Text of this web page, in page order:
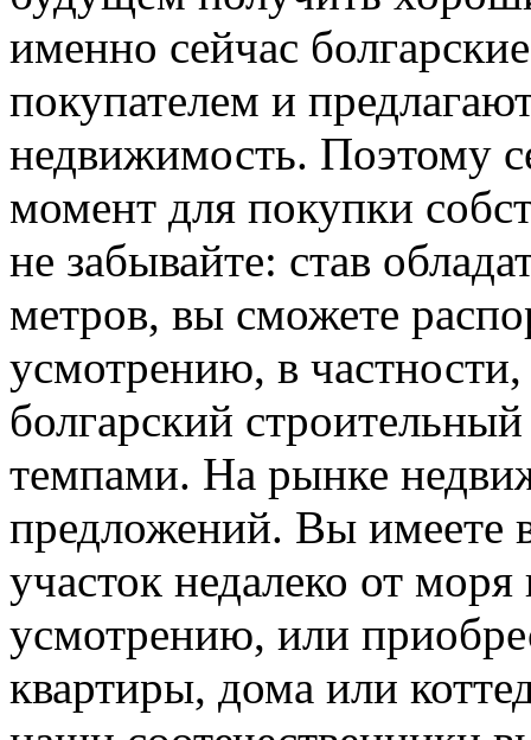
именно сейчас
покупателем и
недвижимость. Поэтому
момент для покупки
не забывайте: став
метров, вы сможете
усмотрению, в частности,
болгарский
темпами. На рынке
предложений. Вы имеете
участок недалеко от
усмотрению, или
квартиры, дома или